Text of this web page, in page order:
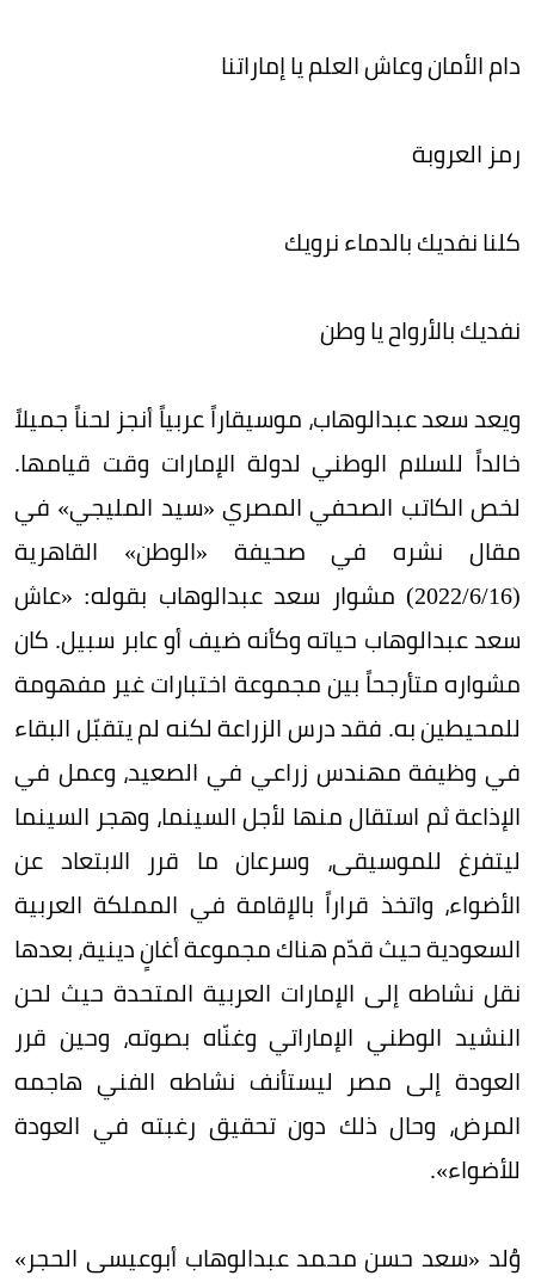
دام الأمان وعاش العلم يا إماراتنا
رمز العروبة
كلنا نفديك بالدماء نرويك
نفديك بالأرواح يا وطن
ويعد سعد عبدالوهاب، موسيقاراً عربياً أنجز لحناً جميلاً
خالداً للسلام الوطني لدولة الإمارات وقت قيامها.
لخص الكاتب الصحفي المصري «سيد المليجي» في
مقال نشره في صحيفة «الوطن» القاهرية
(16/‏6/‏2022) مشوار سعد عبدالوهاب بقوله: «عاش
سعد عبدالوهاب حياته وكأنه ضيف أو عابر سبيل. كان
مشواره متأرجحاً بين مجموعة اختبارات غير مفهومة
للمحيطين به. فقد درس الزراعة لكنه لم يتقبّل البقاء
في وظيفة مهندس زراعي في الصعيد، وعمل في
الإذاعة ثم استقال منها لأجل السينما، وهجر السينما
ليتفرغ للموسيقى، وسرعان ما قرر الابتعاد عن
الأضواء، واتخذ قراراً بالإقامة في المملكة العربية
السعودية حيث قدّم هناك مجموعة أغانٍ دينية، بعدها
نقل نشاطه إلى الإمارات العربية المتحدة حيث لحن
النشيد الوطني الإماراتي وغنّاه بصوته، وحين قرر
العودة إلى مصر ليستأنف نشاطه الفني هاجمه
المرض، وحال ذلك دون تحقيق رغبته في العودة
للأضواء».
وُلد «سعد حسن محمد عبدالوهاب أبوعيسى الحجر»